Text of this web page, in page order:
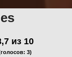
из 10
3)